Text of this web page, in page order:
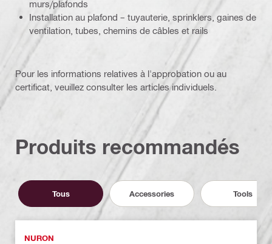
murs/plafonds
Installation au plafond – tuyauterie, sprinklers, gaines de
ventilation, tubes, chemins de câbles et rails
Pour les informations relatives à l'approbation ou au
certificat, veuillez consulter les articles individuels.
Produits recommandés
Tous Accessories Tools
NURON